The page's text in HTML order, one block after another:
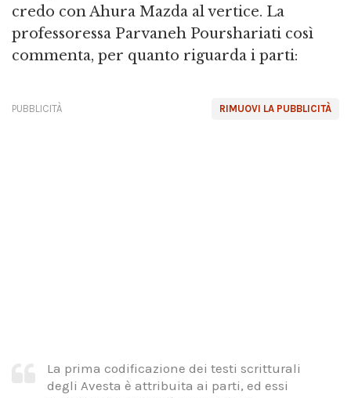
credo con Ahura Mazda al vertice. La
professoressa Parvaneh Pourshariati così
commenta, per quanto riguarda i parti:
RIMUOVI LA PUBBLICITÀ
PUBBLICITÀ
La prima codificazione dei testi scritturali
degli Avesta è attribuita ai parti, ed essi